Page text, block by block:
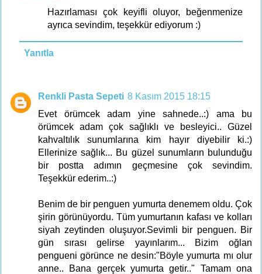
Hazırlaması çok keyifli oluyor, beğenmenize
ayrıca sevindim, teşekkür ediyorum :)
Yanıtla
Renkli Pasta Sepeti 8 Kasım 2015 18:15
Evet örümcek adam yine sahnede..:) ama bu
örümcek adam çok sağlıklı ve besleyici.. Güzel
kahvaltılık sunumlarına kim hayır diyebilir ki.:)
Ellerinize sağlık... Bu güzel sunumların bulunduğu
bir postta adımın geçmesine çok sevindim.
Teşekkür ederim..:)
Benim de bir penguen yumurta denemem oldu. Çok
şirin görünüyordu. Tüm yumurtanın kafası ve kolları
siyah zeytinden oluşuyor.Sevimli bir penguen. Bir
gün sırası gelirse yayınlarım... Bizim oğlan
pengueni görünce ne desin:"Böyle yumurta mı olur
anne.. Bana gerçek yumurta getir.." Tamam ona